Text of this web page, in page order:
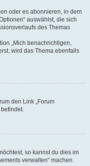
oder es abonnieren, in dem
auswählst, die sich
des Themas
„Mich benachrichtigen,
wird das Thema ebenfalls
den Link „Forum
so kannst du dies im
verwalten“ machen.